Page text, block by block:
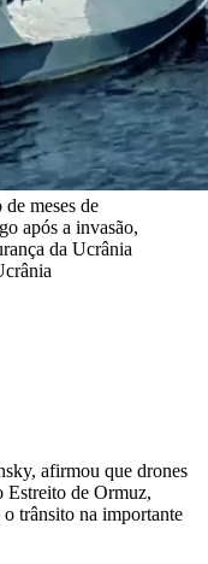
meses de
após a invasão,
da Ucrânia
afirmou que drones
Estreito de Ormuz,
trânsito na importante